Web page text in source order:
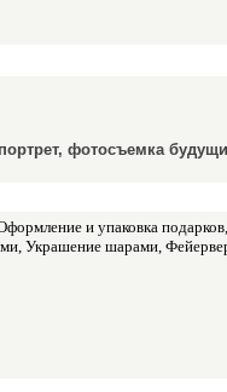
фотосъемка
и упаковка
Украшение шарами,